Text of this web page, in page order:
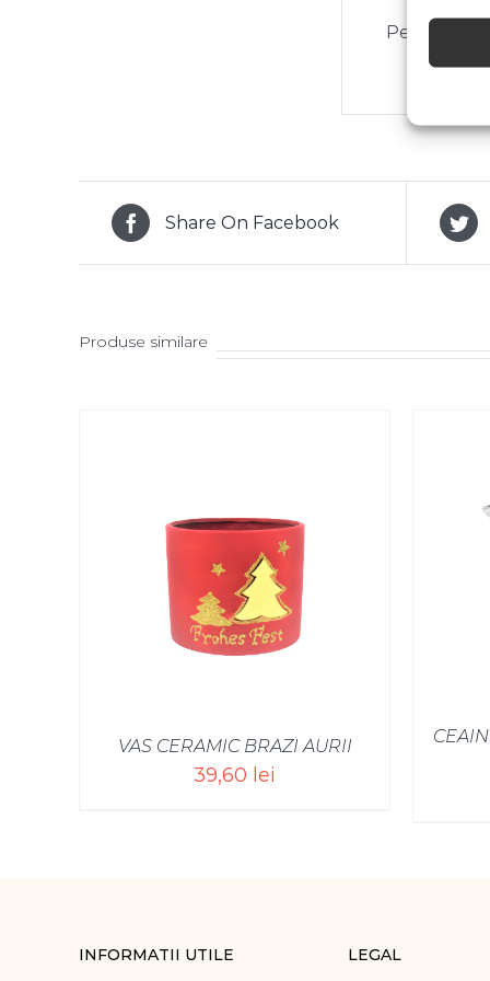
Pentru mai
Share On Facebook
Produse similare
VAS CERAMIC BRAZI AURII
39,60 lei
INFORMATII UTILE LEGAL